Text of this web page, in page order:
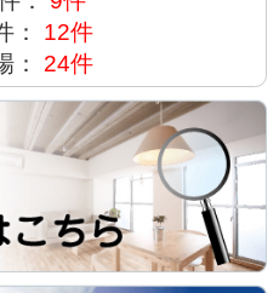
：
12件
：
24件